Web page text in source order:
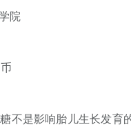
院
不是影响胎儿生长发